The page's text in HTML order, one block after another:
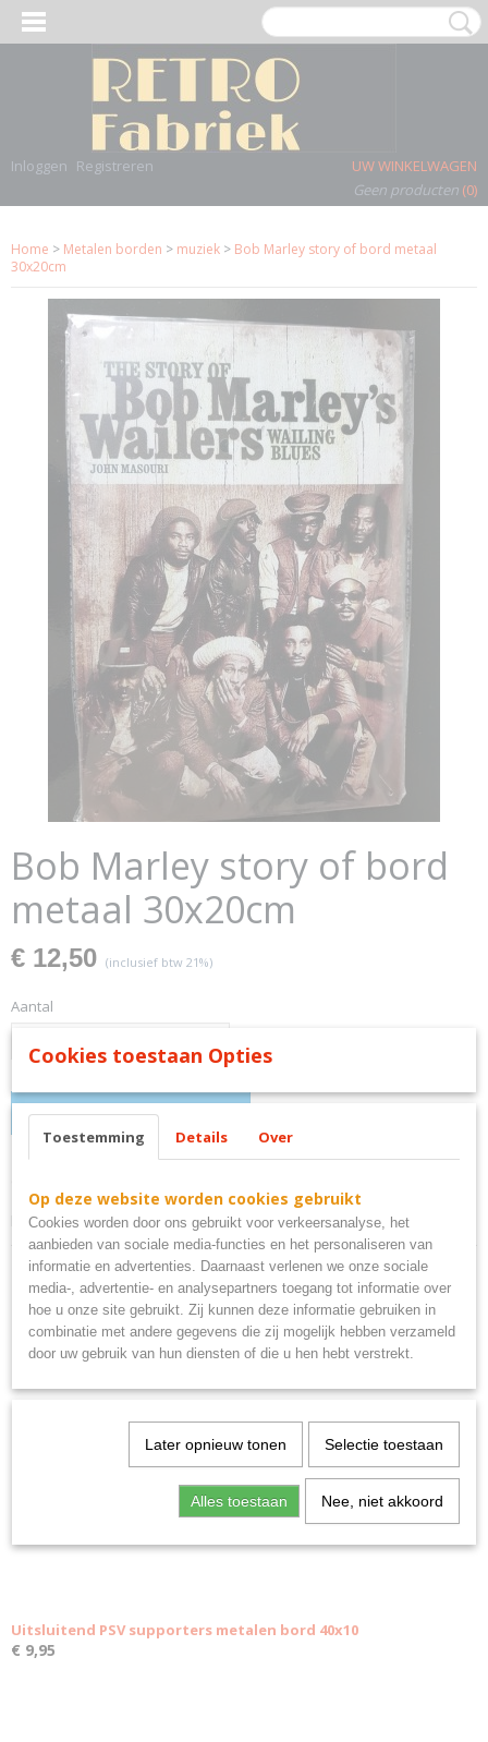
Inloggen Registreren
UW WINKELWAGEN
Geen producten (0)
Home > Metalen borden > muziek > Bob Marley story of bord metaal
30x20cm
Bob Marley story of bord
metaal 30x20cm
€ 12,50 (inclusief btw 21%)
Aantal
IN WINKELWAGEN
bob marley bord metaal
Ook interessant
Uitsluitend PSV supporters metalen bord 40x10
€ 9,95
Cookies toestaan Opties
Toestemming Details Over
Op deze website worden cookies gebruikt
Cookies worden door ons gebruikt voor verkeersanalyse, het
aanbieden van sociale media-functies en het personaliseren van
informatie en advertenties. Daarnaast verlenen we onze sociale
media-, advertentie- en analysepartners toegang tot informatie over
hoe u onze site gebruikt. Zij kunnen deze informatie gebruiken in
combinatie met andere gegevens die zij mogelijk hebben verzameld
door uw gebruik van hun diensten of die u hen hebt verstrekt.
Later opnieuw tonen Selectie toestaan
Alles toestaan Nee, niet akkoord